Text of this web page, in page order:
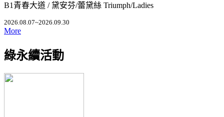
B1青春大道 / 黛安芬/蕾黛絲 Triumph/Ladies
2026.08.07~2026.09.30
More
綠永續活動